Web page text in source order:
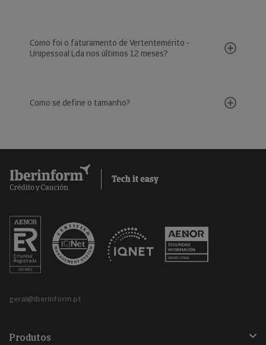
Como foi o faturamento de Vertentemérito -
Unipessoal Lda nos últimos 12 meses?
Como se define o tamanho?
geral@iberinform.pt
Produtos